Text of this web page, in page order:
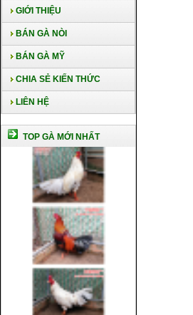
GIỚI THIỆU
BÁN GÀ NÒI
BÁN GÀ MỸ
CHIA SẺ KIẾN THỨC
LIÊN HỆ
TOP GÀ MỚI NHẤT